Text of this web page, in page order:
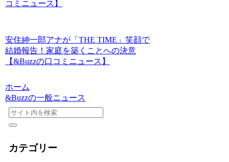
コミニュース】
安住紳一郎アナが「THE TIME」笑顔で
結婚報告！家庭を築くことへの決意
【&Buzzの口コミニュース】
ホーム
&Buzzの一般ニュース
カテゴリー